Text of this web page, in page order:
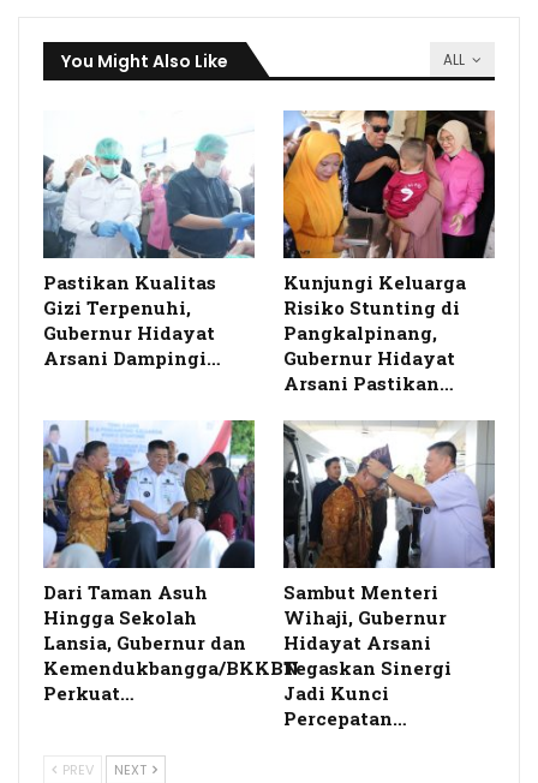
ALL
You Might Also Like
Pastikan Kualitas
Gizi Terpenuhi,
Gubernur Hidayat
Arsani Dampingi…
Kunjungi Keluarga
Risiko Stunting di
Pangkalpinang,
Gubernur Hidayat
Arsani Pastikan…
Dari Taman Asuh
Hingga Sekolah
Lansia, Gubernur dan
Kemendukbangga/BKKBN
Perkuat…
Sambut Menteri
Wihaji, Gubernur
Hidayat Arsani
Tegaskan Sinergi
Jadi Kunci
Percepatan…
PREV NEXT